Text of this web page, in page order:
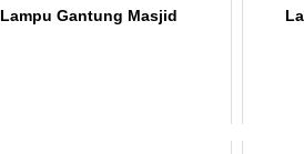
Lampu Gantung Masjid